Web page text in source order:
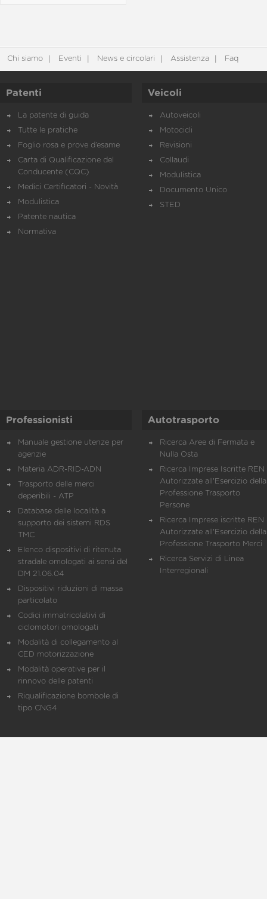
Chi siamo Eventi News e circolari Assistenza Faq
Patenti
La patente di guida
Tutte le pratiche
Foglio rosa e prove d’esame
Carta di Qualificazione del
Conducente (CQC)
Medici Certificatori - Novità
Modulistica
Patente nautica
Normativa
Veicoli
Autoveicoli
Motocicli
Revisioni
Collaudi
Modulistica
Documento Unico
STED
Professionisti
Manuale gestione utenze per
agenzie
Materia ADR-RID-ADN
Trasporto delle merci
deperibili - ATP
Database delle località a
supporto dei sistemi RDS
TMC
Elenco dispositivi di ritenuta
stradale omologati ai sensi del
DM 21.06.04
Dispositivi riduzioni di massa
particolato
Codici immatricolativi di
ciclomotori omologati
Modalità di collegamento al
CED motorizzazione
Modalità operative per il
rinnovo delle patenti
Riqualificazione bombole di
tipo CNG4
Autotrasporto
Ricerca Aree di Fermata e
Nulla Osta
Ricerca Imprese Iscritte REN
Autorizzate all'Esercizio della
Professione Trasporto
Persone
Ricerca Imprese iscritte REN
Autorizzate all'Esercizio della
Professione Trasporto Merci
Ricerca Servizi di Linea
Interregionali